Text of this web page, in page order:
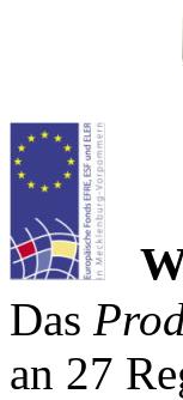
Das
an 27